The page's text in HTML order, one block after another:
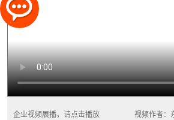
企业视频展播，请点击播放